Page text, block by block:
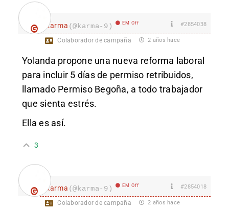
karma (@karma-9) EM Off #2854038
Colaborador de campaña 2 años hace
Yolanda propone una nueva reforma laboral
para incluir 5 días de permiso retribuidos,
llamado Permiso Begoña, a todo trabajador
que sienta estrés.
Ella es así.
3
karma (@karma-9) EM Off #2854018
Colaborador de campaña 2 años hace